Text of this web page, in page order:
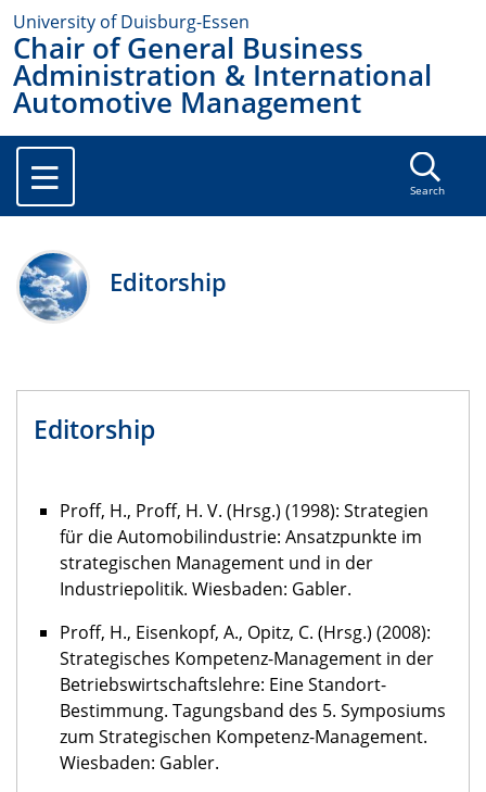
University of Duisburg-Essen
Chair of General Business
Administration & International
Automotive Management
Search
Editorship
Editorship
Proff, H., Proff, H. V. (Hrsg.) (1998): Strategien
für die Automobilindustrie: Ansatzpunkte im
strategischen Management und in der
Industriepolitik. Wiesbaden: Gabler.
Proff, H., Eisenkopf, A., Opitz, C. (Hrsg.) (2008):
Strategisches Kompetenz-Management in der
Betriebswirtschaftslehre: Eine Standort-
Bestimmung. Tagungsband des 5. Symposiums
zum Strategischen Kompetenz-Management.
Wiesbaden: Gabler.